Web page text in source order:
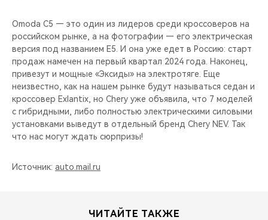
Omoda С5 — это один из лидеров среди кроссоверов на
российском рынке, а на фотографии — его электрическая
версия под названием Е5. И она уже едет в Россию: старт
продаж намечен на первый квартал 2024 года. Наконец,
привезут и мощные «Эксиды» на электротяге. Еще
неизвестно, как на нашем рынке будут называться седан и
кроссовер Exlantix, но Chery уже объявила, что 7 моделей
с гибридными, либо полностью электрическими силовыми
установками выведут в отдельный бренд Chery NEV. Так
что нас могут ждать сюрпризы!
Источник: auto.mail.ru
ЧИТАЙТЕ ТАКЖЕ